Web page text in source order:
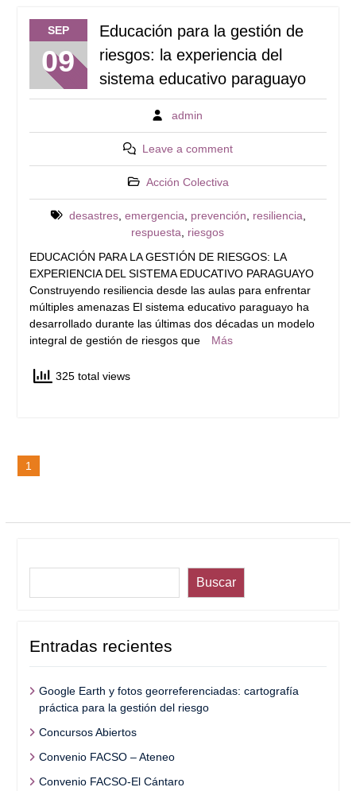
SEP
09
Educación para la gestión de
riesgos: la experiencia del
sistema educativo paraguayo
admin
Leave a comment
Acción Colectiva
desastres, emergencia, prevención, resiliencia,
respuesta, riesgos
EDUCACIÓN PARA LA GESTIÓN DE RIESGOS: LA
EXPERIENCIA DEL SISTEMA EDUCATIVO PARAGUAYO
Construyendo resiliencia desde las aulas para enfrentar
múltiples amenazas El sistema educativo paraguayo ha
desarrollado durante las últimas dos décadas un modelo
integral de gestión de riesgos que
Más
325 total views
Posts
pagination
1
Buscar
Entradas recientes
Google Earth y fotos georreferenciadas: cartografía
práctica para la gestión del riesgo
Concursos Abiertos
Convenio FACSO – Ateneo
Convenio FACSO-El Cántaro